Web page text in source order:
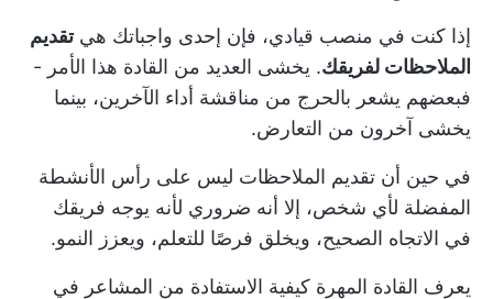
إذا كنت في منصب قيادي، فإن إحدى واجباتك هيتقديم
الملاحظات لفريقك. يخشى العديد من القادة هذا الأمر -
فبعضهم يشعر بالحرج من مناقشة أداء الآخرين، بينما
يخشى آخرون من التعارض.
في حين أن تقديم الملاحظات ليس على رأس الأنشطة
المفضلة لأي شخص، إلا أنه ضروري لأنه يوجه فريقك
في الاتجاه الصحيح، ويخلق فرصًا للتعلم، ويعزز النمو.
يعرف القادة المهرة كيفية الاستفادة من المشاعر في